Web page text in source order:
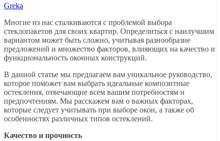
Greka
Многие из нас сталкиваются с проблемой выбора
стеклопакетов для своих квартир. Определиться с наилучшим
вариантом может быть сложно, учитывая разнообразие
предложений и множество факторов, влияющих на качество и
функциональность оконных конструкций.
В данной статье мы предлагаем вам уникальное руководство,
которое поможет вам выбрать идеальные композитные
остекления, отвечающие всем вашим потребностям и
предпочтениям. Мы расскажем вам о важных факторах,
которые следует учитывать при выборе окон, а также об
особенностях различных типов остеклений.
Качество и прочность